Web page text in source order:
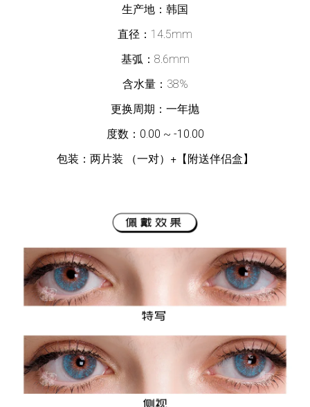
生产地：韩国
直径：14.5mm
基弧：8.6mm
含水量：38%
更换周期：一年抛
度数： 0.00 ~ -10.00
包装：两片装 （一对） +【附送伴侣盒】